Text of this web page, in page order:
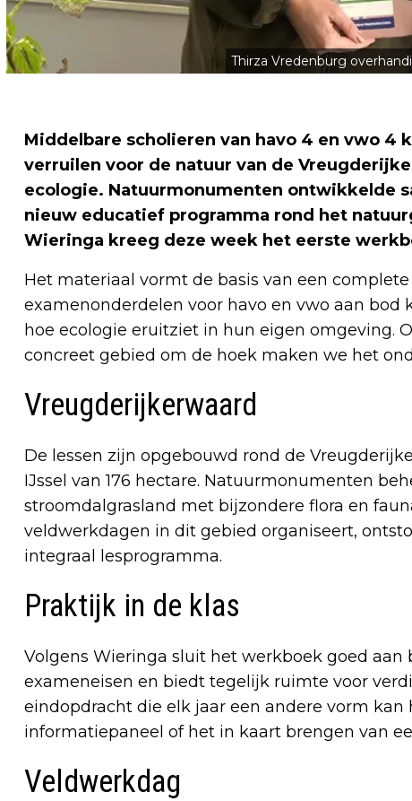
Thirza Vredenburg
Middelbare scholieren van havo 4 en vwo 4
verruilen voor de natuur van de
ecologie. Natuurmonumenten ontwikkelde
nieuw educatief programma rond het
Wieringa kreeg deze week het eerste
Het materiaal vormt de basis van een
examenonderdelen voor havo en vwo aan
hoe ecologie eruitziet in hun eigen omgeving.
concreet gebied om de hoek maken we het
Vreugderijkerwaard
De lessen zijn opgebouwd rond de
IJssel van 176 hectare. Natuurmonumenten
stroomdalgrasland met bijzondere flora en
veldwerkdagen in dit gebied organiseert,
integraal lesprogramma.
Praktijk in de klas
Volgens Wieringa sluit het werkboek goed aan
exameneisen en biedt tegelijk ruimte voor
eindopdracht die elk jaar een andere vorm kan
informatiepaneel of het in kaart brengen van
Veldwerkdag